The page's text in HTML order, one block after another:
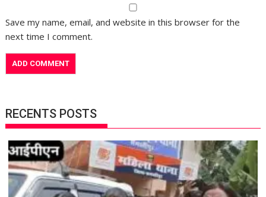
Save my name, email, and website in this browser for the
next time I comment.
RECENTS POSTS